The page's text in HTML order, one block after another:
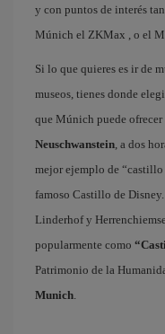
y con puntos de interés
Múnich el ZKMax , o el
Si lo que quieres es ir de
museos, tienes donde
que Múnich puede ofrecer
Neuschwanstein, a dos
mejor ejemplo de
famoso Castillo de
Linderhof y
popularmente como
Patrimonio de la
Munich.